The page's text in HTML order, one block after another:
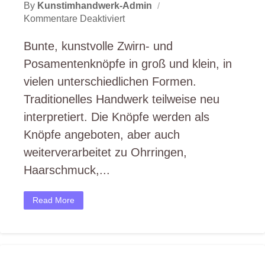
By Kunstimhandwerk-Admin
Kommentare DeaktiviertFür
Simone
Ziegler
Bunte, kunstvolle Zwirn- und
Posamentenknöpfe in groß und klein, in
vielen unterschiedlichen Formen.
Traditionelles Handwerk teilweise neu
interpretiert. Die Knöpfe werden als
Knöpfe angeboten, aber auch
weiterverarbeitet zu Ohrringen,
Haarschmuck,...
Read More